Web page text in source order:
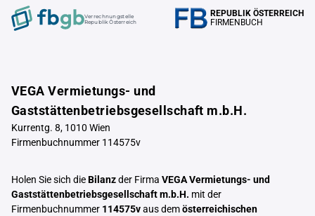
Verrechnungstelle
Republik Österreich
REPUBLIK ÖSTERREICH
FIRMENBUCH
VEGA Vermietungs- und
Gaststättenbetriebsgesellschaft m.b.H.
Kurrentg. 8, 1010 Wien
Firmenbuchnummer 114575v
Holen Sie sich dieBilanzder Firma VEGA Vermietungs- und
Gaststättenbetriebsgesellschaft m.b.H. mit der
Firmenbuchnummer 114575vaus demösterreichischen